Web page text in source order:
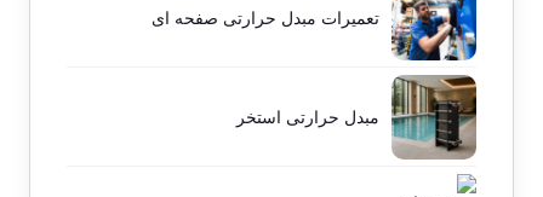
تعمیرات مبدل حرارتی صفحه ای
مبدل حرارتی استخر